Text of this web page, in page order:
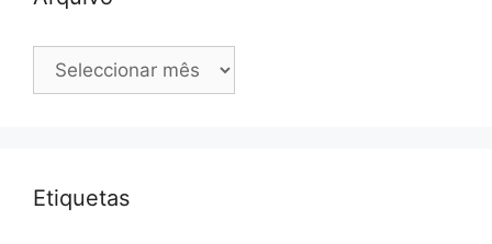
Arquivo
Etiquetas